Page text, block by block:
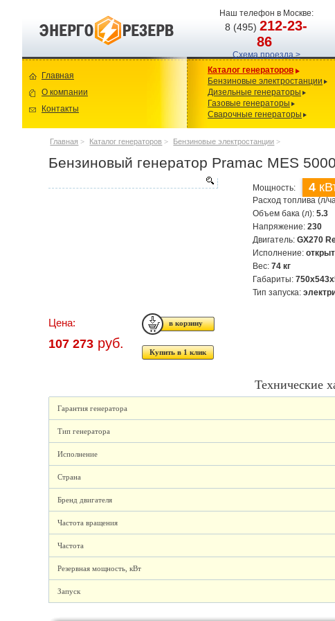
Наш телефон в Москве:
8 (495)212-23-
86
Схема проезда >
Главная
О компании
Контакты
Каталог генераторов
Бензиновые электростанции
Дизельные генераторы
Газовые генераторы
Сварочные генераторы
Главная > Каталог генераторов > Бензиновые электростанции >
Бензиновый генератор Pramac MES
Мощность: 4
Расход топлива (л/
Объем бака (л):5.3
Напряжение:230
Двигатель:GX270
Исполнение:
Вес:74 кг
Габариты:
Тип запуска:
Цена:
107 273 руб.
Купить в 1 клик
Технические
Гарантия генератора
Тип генератора
Исполнение
Страна
Бренд двигателя
Частота вращения
Частота
Резервная мощность, кВт
Запуск